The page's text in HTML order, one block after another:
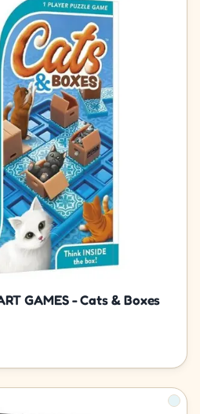
GAMES - Cats & Boxes